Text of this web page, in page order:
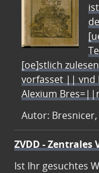
[oe]stlich
vorfasset || vnd
Alexium
Autor: Bresnicer,
ZVDD -
Ist Ihr gesuchtes